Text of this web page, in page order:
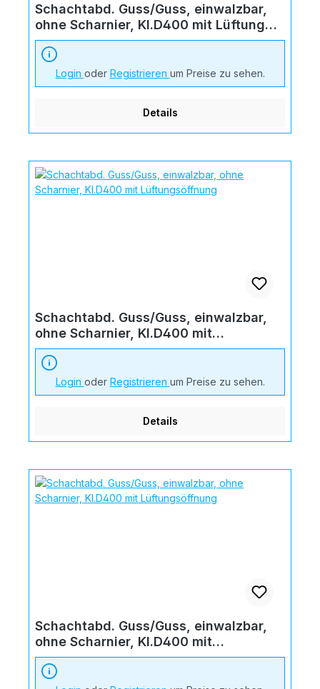
Schachtabd. Guss/Guss, einwalzbar,
ohne Scharnier, Kl.D400 mit Lüftung
"Regenw."
Login oder Registrieren um Preise zu sehen.
Details
Schachtabd. Guss/Guss, einwalzbar,
ohne Scharnier, Kl.D400 mit
Lüftungsöffnung
Login oder Registrieren um Preise zu sehen.
Details
Schachtabd. Guss/Guss, einwalzbar,
ohne Scharnier, Kl.D400 mit
Lüftungsöffnung